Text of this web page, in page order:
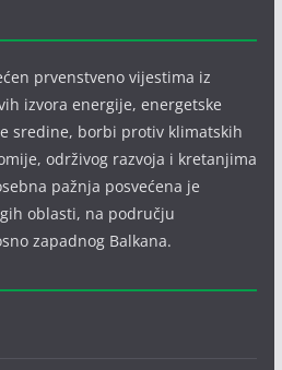
prvenstveno vijestima iz
izvora energije, energetske
sredine, borbi protiv klimatskih
održivog razvoja i kretanjima
pažnja posvećena je
oblasti, na području
zapadnog Balkana.